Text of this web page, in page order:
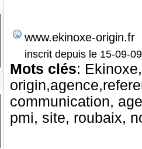
www.ekinoxe-origin.fr
inscrit depuis le 15-09-09
Mots clés:
communication,
pmi, site, roubaix,